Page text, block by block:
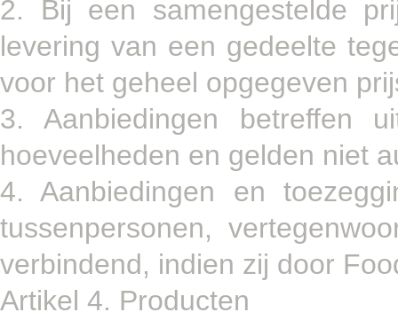
2. Bij een samengestelde
levering van een gedeelte
voor het geheel opgegeven
3. Aanbiedingen betreffen
hoeveelheden en gelden niet
4. Aanbiedingen en
tussenpersonen,
verbindend, indien zij door
Artikel 4. Producten